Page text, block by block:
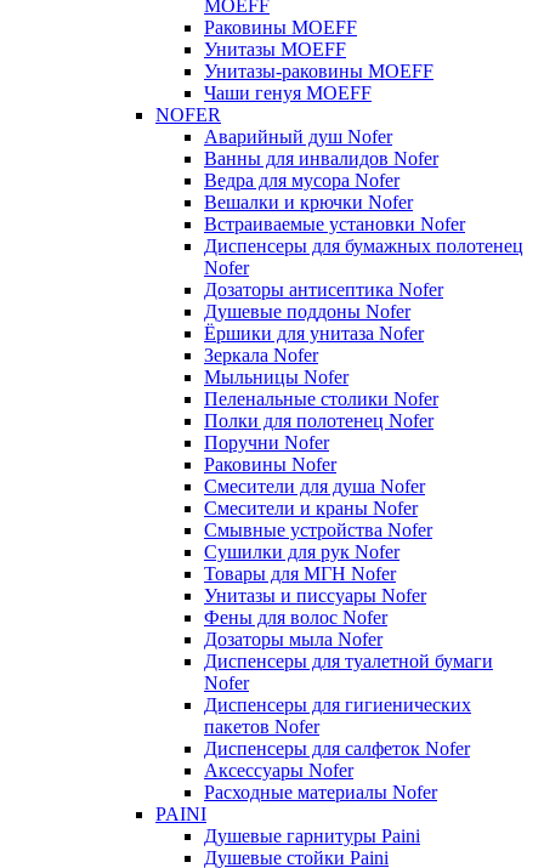
MOEFF
Раковины MOEFF
Унитазы MOEFF
Унитазы-раковины MOEFF
Чаши генуя MOEFF
NOFER
Аварийный душ Nofer
Ванны для инвалидов Nofer
Ведра для мусора Nofer
Вешалки и крючки Nofer
Встраиваемые установки Nofer
Диспенсеры для бумажных полотенец
Nofer
Дозаторы антисептика Nofer
Душевые поддоны Nofer
Ёршики для унитаза Nofer
Зеркала Nofer
Мыльницы Nofer
Пеленальные столики Nofer
Полки для полотенец Nofer
Поручни Nofer
Раковины Nofer
Смесители для душа Nofer
Смесители и краны Nofer
Смывные устройства Nofer
Сушилки для рук Nofer
Товары для МГН Nofer
Унитазы и писсуары Nofer
Фены для волос Nofer
Дозаторы мыла Nofer
Диспенсеры для туалетной бумаги
Nofer
Диспенсеры для гигиенических
пакетов Nofer
Диспенсеры для салфеток Nofer
Аксессуары Nofer
Расходные материалы Nofer
PAINI
Душевые гарнитуры Paini
Душевые стойки Paini